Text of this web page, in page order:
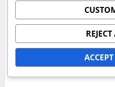
ABOUT THE AUTHOR